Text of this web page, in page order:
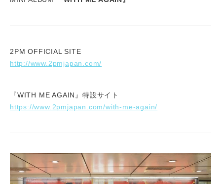
2PM OFFICIAL SITE
http://www.2pmjapan.com/
『WITH ME AGAIN』特設サイト
https://www.2pmjapan.com/with-me-again/